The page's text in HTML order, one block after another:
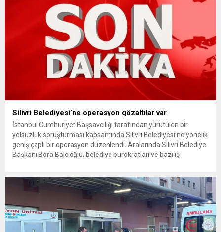
Silivri Belediyesi’ne operasyon gözaltılar var
İstanbul Cumhuriyet Başsavcılığı tarafından yürütülen bir
yolsuzluk soruşturması kapsamında Silivri Belediyesi’ne yönelik
geniş çaplı bir operasyon düzenlendi. Aralarında Silivri Belediye
Başkanı Bora Balcıoğlu, belediye bürokratları ve bazı iş
inceleme ve arama çalışmaları devam ediyor. İstanbul’da...